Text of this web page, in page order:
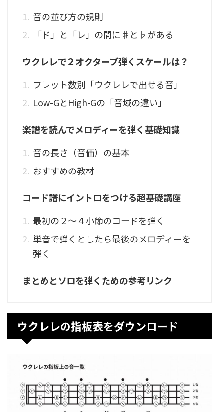
音の並び方の規則
「ド」と「レ」の間に♯と♭がある
ウクレレで２オクターブ弾くスケールは？
フレット数別「ウクレレで出せる音」
Low-GとHigh-Gの「音域の違い」
楽譜を読んでメロディーを弾く基礎知識
音の長さ（音価）の基本
おすすめの教材
コード譜にイントロをつける超基礎講座
最初の２～４小節のコードを弾く
単音で弾くとしたら最後のメロディーを
弾く
まとめとソロを弾くための参考リンク
ウクレレの指板表をダウンロード